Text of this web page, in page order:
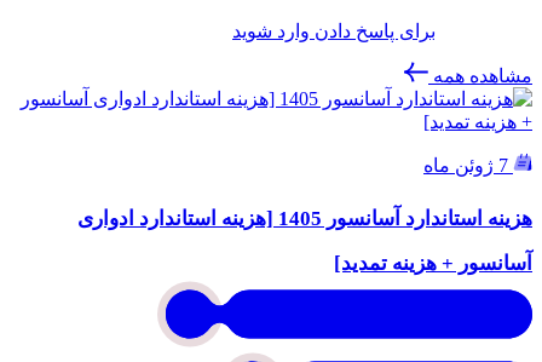
برای پاسخ دادن وارد شوید
مشاهده همه
هزینه استاندارد آسانسور 1405 [هزینه استاندارد ادواری
آسانسور + هزینه تمدید]